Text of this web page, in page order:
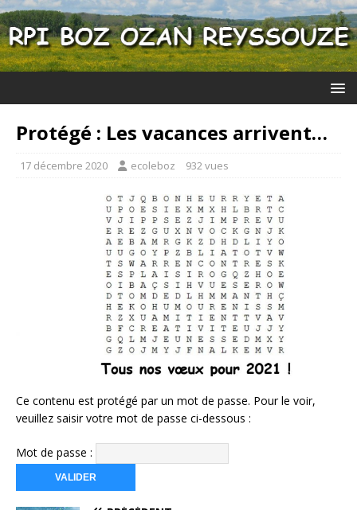
Protégé : Les vacances arrivent…
17 décembre 2020 ecoleboz 932 vues
Ce contenu est protégé par un mot de passe. Pour le voir,
veuillez saisir votre mot de passe ci-dessous :
Mot de passe :